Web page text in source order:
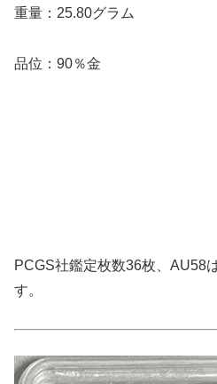
重量：25.80グラム
品位：90％金
PCGS社鑑定枚数36枚、AU58
す。